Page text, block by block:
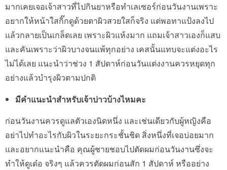
มากเคยเจอเจ้าสาวที่ไปกินยาหรือทำเลเซอร์ก่อนวันงานเพราะ
อยากให้หน้าใสกิ๊กดูด้วยตาผิวสวยใสก็จริง แต่พอทาแป้งลงไป
แล้วกลายเป็นเกล็ดเลย เพราะผิวแห้งมาก แถมเจ้าสาวเองก็แสบ
และคันเพราะว่าผิวบางจนแพ้ทุกอย่าง เคสนั้นแทบจะแต่งอะไร
ไม่ได้เลย แนะนำว่าช่วง 1 สัปดาห์ก่อนวันแต่งงานควรหยุดทุก
อย่างแล้วบำรุงผิวตามปกติ
มีคำแนะนำสำหรับเจ้าบ่าวบ้างไหมคะ
ก่อนวันงานควรดูแลตัวเองนิดหนึ่ง และเช่นเดียวกับผู้หญิงคือ
อย่าไปทำอะไรกับผิวในระยะกระชั้นชิด สิ่งหนึ่งที่เจอบ่อยมาก
และอยากแนะนำคือ คุณผู้ชายชอบไปตัดผมก่อนวันงานซึ่งจะ
ทำให้ดูเด๋อ จริงๆ แล้วควรตัดผมก่อนสัก 1 สัปดาห์ หรืออย่าง